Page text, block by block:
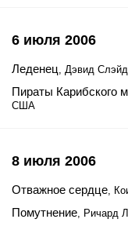
6 июля 2006
Леденец, Дэвид
Пираты Карибского
США
8 июля 2006
Отважное сердце,
Помутнение, Ричард